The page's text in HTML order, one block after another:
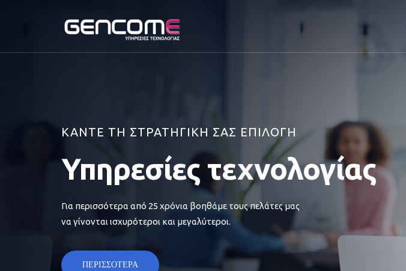
ΚΑΝΤΕ ΤΗ ΣΤΡΑΤΗΓΙΚΗ ΣΑΣ ΕΠΙΛΟΓΗ
Υπηρεσίες τεχνολογίας
Για περισσότερα από 25 χρόνια βοηθάμε τους πελάτες μας
να γίνονται ισχυρότεροι και μεγαλύτεροι.
ΠΕΡΙΣΣΟΤΕΡΑ